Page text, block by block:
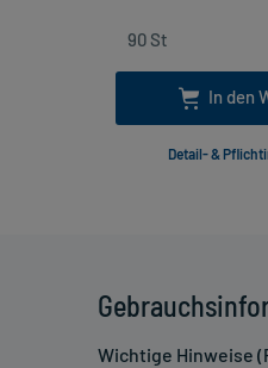
Wichtige Hinweise
In den
Detail- &